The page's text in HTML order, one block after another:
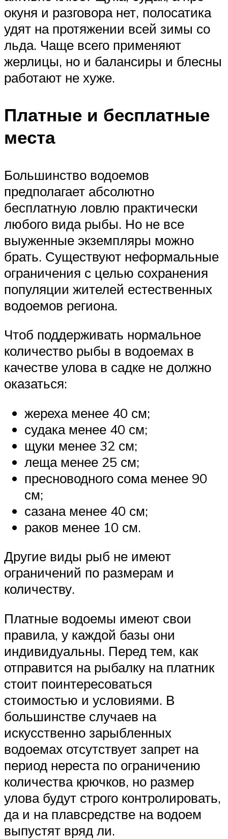
окуня и разговора нет, полосатика
удят на протяжении всей зимы со
льда. Чаще всего применяют
жерлицы, но и балансиры и блесны
работают не хуже.
Платные и бесплатные
места
Большинство водоемов
предполагает абсолютно
бесплатную ловлю практически
любого вида рыбы. Но не все
выуженные экземпляры можно
брать. Существуют неформальные
ограничения с целью сохранения
популяции жителей естественных
водоемов региона.
Чтоб поддерживать нормальное
количество рыбы в водоемах в
качестве улова в садке не должно
оказаться:
жереха менее 40 см;
судака менее 40 см;
щуки менее 32 см;
леща менее 25 см;
пресноводного сома менее 90
см;
сазана менее 40 см;
раков менее 10 см.
Другие виды рыб не имеют
ограничений по размерам и
количеству.
Платные водоемы имеют свои
правила, у каждой базы они
индивидуальны. Перед тем, как
отправится на рыбалку на платник
стоит поинтересоваться
стоимостью и условиями. В
большинстве случаев на
искусственно зарыбленных
водоемах отсутствует запрет на
период нереста по ограничению
количества крючков, но размер
улова будут строго контролировать,
да и на плавсредстве на водоем
выпустят вряд ли.